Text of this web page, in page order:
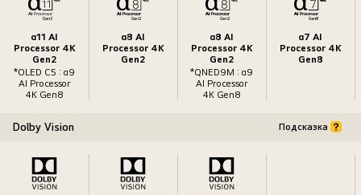
α11 AI
Processor 4K
Gen2
*OLED C5 : α9
AI Processor
4K Gen8
α8 AI
Processor 4K
Gen2
α8 AI
Processor 4K
Gen2
*QNED9M : α9
AI Processor
4K Gen8
α7 AI
Processor 4K
Gen8
Dolby Vision Подсказка